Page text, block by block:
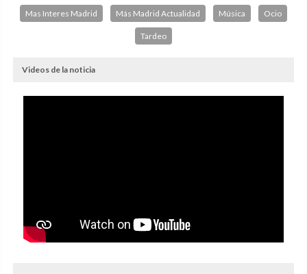
Mas Interes Madrid Más Madrid Actualidad Música Ocio
Tardeo
Videos de la noticia